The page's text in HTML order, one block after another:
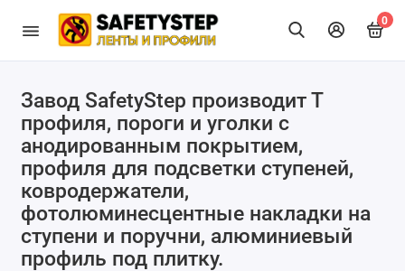
0
Завод SafetyStep производит Т
профиля, пороги и уголки с
анодированным покрытием,
профиля для подсветки ступеней,
ковродержатели,
фотолюминесцентные накладки на
ступени и поручни, алюминиевый
профиль под плитку.
Т профиль и база
Профиль для подсветки ступеней
Анодированные и декорированные пороги
Профили под плитку
Анодированные уголки